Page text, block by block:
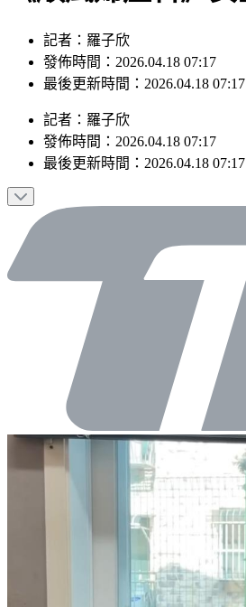
記者：羅子欣
發佈時間：2026.04.18 07:17
最後更新時間：2026.04.18 07:17
記者 ： 羅子欣
發佈時間： 2026.04.18 07:17
最後更新時間： 2026.04.18 07:17